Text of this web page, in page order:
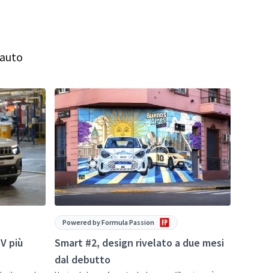
più
Powered by Formula Passion
Smart #2, design rivelato a due mesi
dal debutto